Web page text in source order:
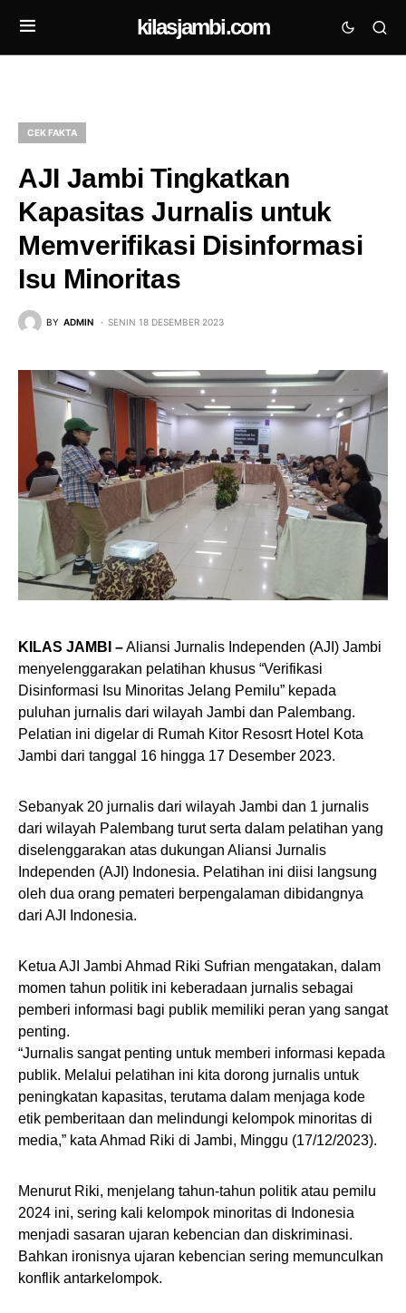
kilasjambi.com
CEK FAKTA
AJI Jambi Tingkatkan
Kapasitas Jurnalis untuk
Memverifikasi Disinformasi
Isu Minoritas
BY ADMIN SENIN 18 DESEMBER 2023
KILAS JAMBI –Aliansi Jurnalis Independen (AJI) Jambi
menyelenggarakan pelatihan khusus “Verifikasi
Disinformasi Isu Minoritas Jelang Pemilu” kepada
puluhan jurnalis dari wilayah Jambi dan Palembang.
Pelatian ini digelar di Rumah Kitor Resosrt Hotel Kota
Jambi dari tanggal 16 hingga 17 Desember 2023.
Sebanyak 20 jurnalis dari wilayah Jambi dan 1 jurnalis
dari wilayah Palembang turut serta dalam pelatihan yang
diselenggarakan atas dukungan Aliansi Jurnalis
Independen (AJI) Indonesia. Pelatihan ini diisi langsung
oleh dua orang pemateri berpengalaman dibidangnya
dari AJI Indonesia.
Ketua AJI Jambi Ahmad Riki Sufrian mengatakan, dalam
momen tahun politik ini keberadaan jurnalis sebagai
pemberi informasi bagi publik memiliki peran yang sangat
penting.
“Jurnalis sangat penting untuk memberi informasi kepada
publik. Melalui pelatihan ini kita dorong jurnalis untuk
peningkatan kapasitas, terutama dalam menjaga kode
etik pemberitaan dan melindungi kelompok minoritas di
media,” kata Ahmad Riki di Jambi, Minggu (17/12/2023).
Menurut Riki, menjelang tahun-tahun politik atau pemilu
2024 ini, sering kali kelompok minoritas di Indonesia
menjadi sasaran ujaran kebencian dan diskriminasi.
Bahkan ironisnya ujaran kebencian sering memunculkan
konflik antarkelompok.